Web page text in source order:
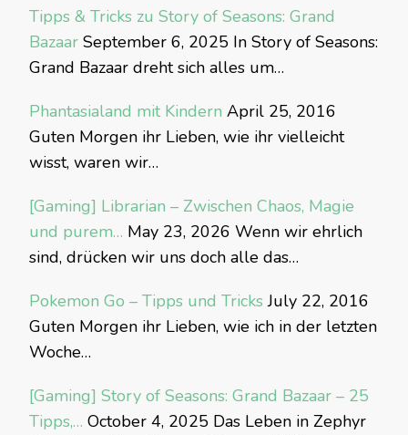
Tipps & Tricks zu Story of Seasons: Grand
Bazaar September 6, 2025 In Story of Seasons:
Grand Bazaar dreht sich alles um…
Phantasialand mit Kindern April 25, 2016
Guten Morgen ihr Lieben, wie ihr vielleicht
wisst, waren wir…
[Gaming] Librarian – Zwischen Chaos, Magie
und purem… May 23, 2026 Wenn wir ehrlich
sind, drücken wir uns doch alle das…
Pokemon Go – Tipps und Tricks July 22, 2016
Guten Morgen ihr Lieben, wie ich in der letzten
Woche…
[Gaming] Story of Seasons: Grand Bazaar – 25
Tipps,… October 4, 2025 Das Leben in Zephyr